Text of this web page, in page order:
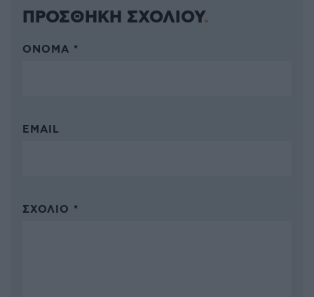
ΠΡΟΣΘΗΚΗ ΣΧΟΛΙΟΥ
ΌΝΟΜΑ *
EMAIL
ΣΧΌΛΙΟ *